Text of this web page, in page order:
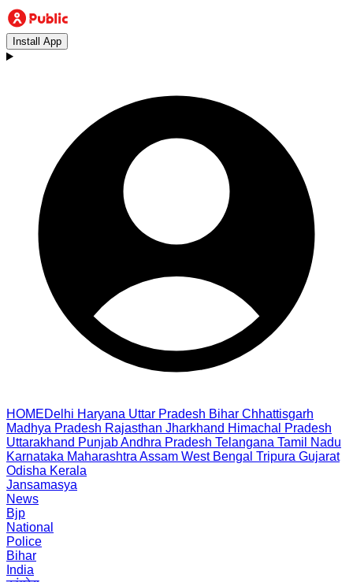
Install App
HOMEDelhi Haryana Uttar Pradesh Bihar Chhattisgarh
Madhya Pradesh Rajasthan Jharkhand Himachal Pradesh
Uttarakhand PunjabAndhra Pradesh Telangana Tamil Nadu
Karnataka Maharashtra Assam West Bengal Tripura Gujarat
Odisha Kerala
Jansamasya
News
Bjp
National
Police
Bihar
India